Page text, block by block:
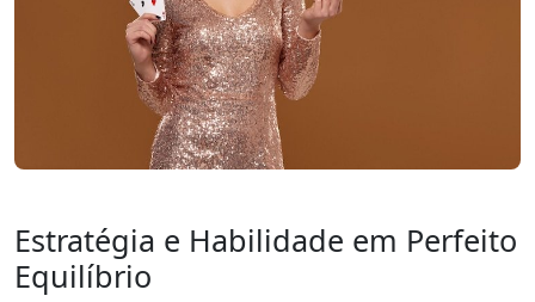
Estratégia e Habilidade em Perfeito
Equilíbrio